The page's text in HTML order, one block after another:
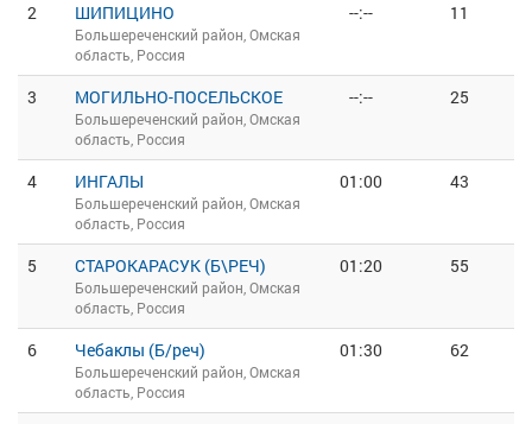
2 ШИПИЦИНО
Большереченский район, Омская
область, Россия
--:-- 11
3 МОГИЛЬНО-ПОСЕЛЬСКОЕ
Большереченский район, Омская
область, Россия
--:-- 25
4 ИНГАЛЫ
Большереченский район, Омская
область, Россия
01:00 43
5 СТАРОКАРАСУК (Б\РЕЧ)
Большереченский район, Омская
область, Россия
01:20 55
6 Чебаклы (Б/реч)
Большереченский район, Омская
область, Россия
01:30 62